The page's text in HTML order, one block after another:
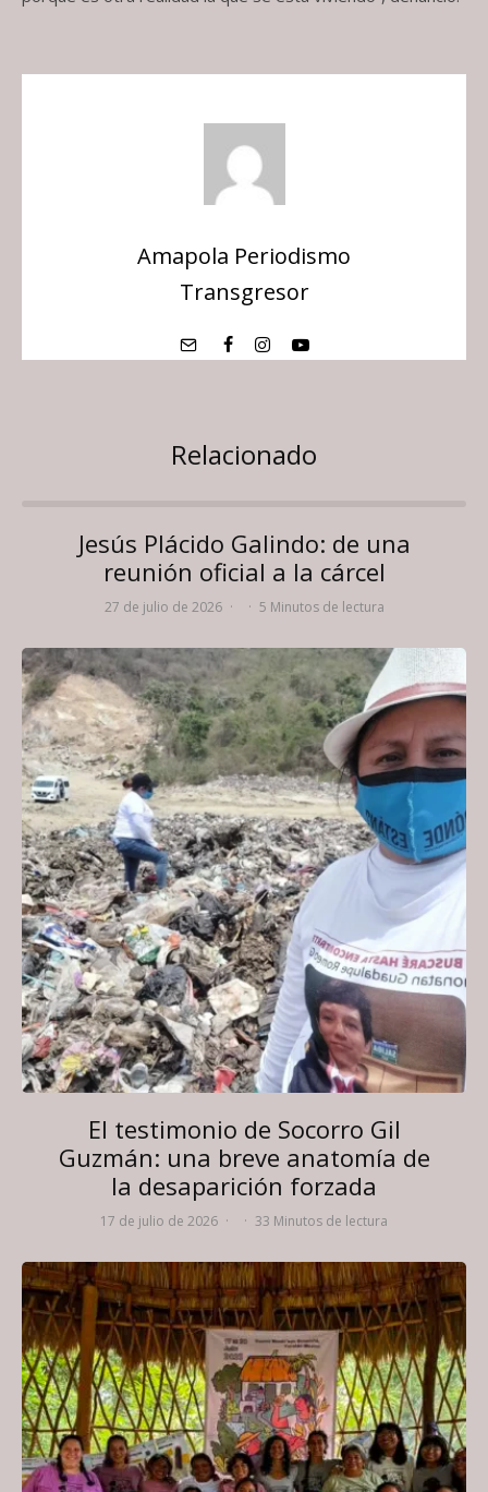
Amapola Periodismo
Transgresor
Relacionado
Jesús Plácido Galindo: de una
reunión oficial a la cárcel
27 de julio de 2026 · · 5 Minutos de lectura
El testimonio de Socorro Gil
Guzmán: una breve anatomía de
la desaparición forzada
17 de julio de 2026 · · 33 Minutos de lectura